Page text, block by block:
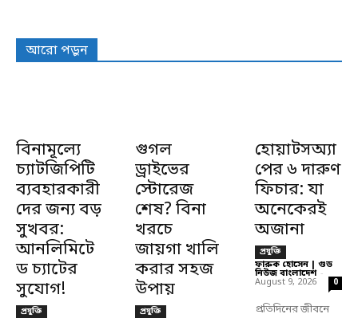
আরো পড়ুন
বিনামূল্যে
চ্যাটজিপিটি
ব্যবহারকারী
দের জন্য বড়
সুখবর:
আনলিমিটে
ড চ্যাটের
সুযোগ!
প্রযুক্তি
গুগল
ড্রাইভের
স্টোরেজ
শেষ? বিনা
খরচে
জায়গা খালি
করার সহজ
উপায়
প্রযুক্তি
হোয়াটসঅ্যা
পের ৬ দারুণ
ফিচার: যা
অনেকেরই
অজানা
প্রযুক্তি
ফারুক হোসেন | গুড
নিউজ বাংলাদেশ -
August 9, 2026 0
প্রতিদিনের জীবনে